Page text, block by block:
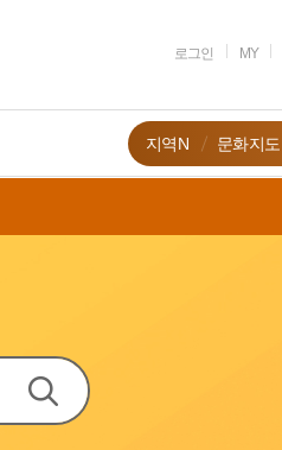
로그인 MY
지역N 문화지도